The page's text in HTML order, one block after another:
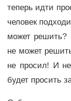
теперь идти
человек
может решить?
не может
не просил! И
будет просить